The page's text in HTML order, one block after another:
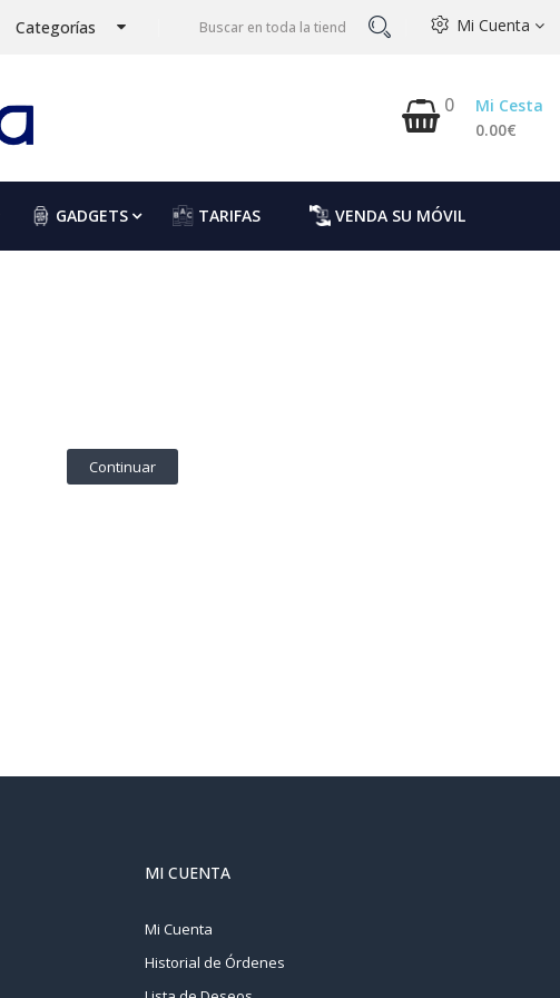
Categorías Mi Cuenta
0
Mi Cesta
0.00€
GADGETS TARIFAS VENDA SU MÓVIL
Continuar
MI CUENTA
Mi Cuenta
Historial de Órdenes